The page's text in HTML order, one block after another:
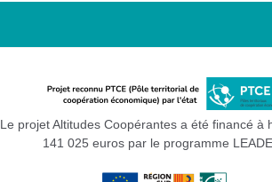
Le projet Altitudes Coopérantes a été financé à
141 025 euros par le programme